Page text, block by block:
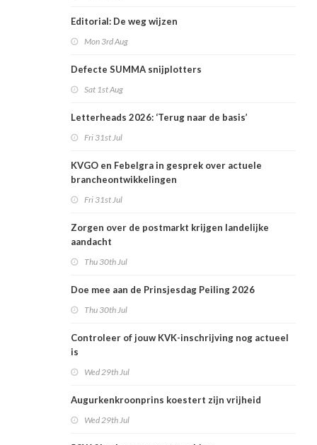
Editorial: De weg wijzen
Mon 3rd Aug
Defecte SUMMA snijplotters
Sat 1st Aug
Letterheads 2026: ‘Terug naar de basis’
Fri 31st Jul
KVGO en Febelgra in gesprek over actuele
brancheontwikkelingen
Fri 31st Jul
Zorgen over de postmarkt krijgen landelijke
aandacht
Thu 30th Jul
Doe mee aan de Prinsjesdag Peiling 2026
Thu 30th Jul
Controleer of jouw KVK-inschrijving nog actueel
is
Wed 29th Jul
Augurkenkroonprins koestert zijn vrijheid
Wed 29th Jul